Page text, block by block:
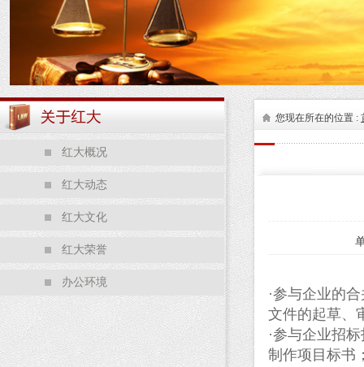
红大概况
红大动态
红大文化
红大荣誉
办公环境
您现在所在的位置 :
·参与企业的
文件的起草、
·参与企业招
制作项目标书